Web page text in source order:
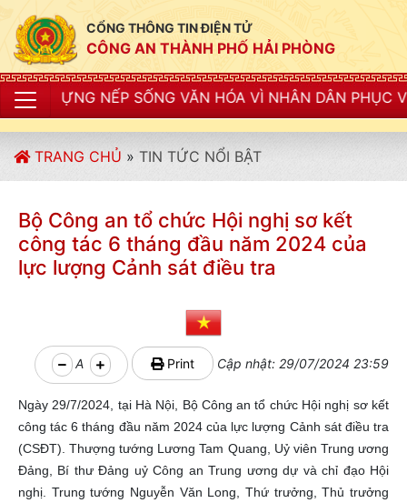
CỔNG THÔNG TIN ĐIỆN TỬ
CÔNG AN THÀNH PHỐ HẢI PHÒNG
SỐNG VĂN HÓA VÌ NHÂN DÂN PHỤC VỤ"
TRANG CHỦ » TIN TỨC NỔI BẬT
Bộ Công an tổ chức Hội nghị sơ kết
công tác 6 tháng đầu năm 2024 của
lực lượng Cảnh sát điều tra
A Print Cập nhật: 29/07/2024 23:59
Ngày 29/7/2024, tại Hà Nội, Bộ Công an tổ chức Hội nghị sơ kết
công tác 6 tháng đầu năm 2024 của lực lượng Cảnh sát điều tra
(CSĐT). Thượng tướng Lương Tam Quang, Uỷ viên Trung ương
Đảng, Bí thư Đảng uỷ Công an Trung ương dự và chỉ đạo Hội
nghị. Trung tướng Nguyễn Văn Long, Thứ trưởng, Thủ trưởng